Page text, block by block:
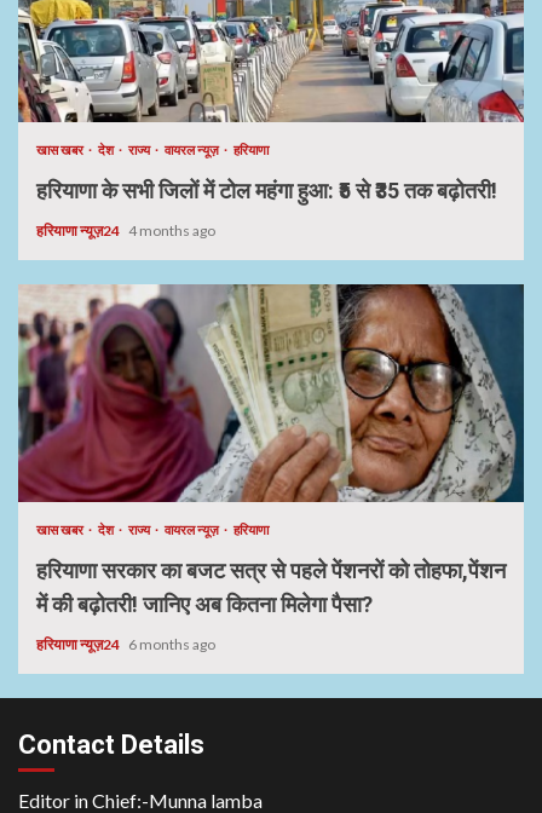
खास खबर देश राज्य वायरल न्यूज़ हरियाणा
हरियाणा के सभी जिलों में टोल महंगा हुआ: ₹5 से ₹35 तक बढ़ोतरी!
हरियाणा न्यूज़24 4 months ago
खास खबर देश राज्य वायरल न्यूज़ हरियाणा
हरियाणा सरकार का बजट सत्र से पहले पेंशनरों को तोहफा,पेंशन
में की बढ़ोतरी! जानिए अब कितना मिलेगा पैसा?
हरियाणा न्यूज़24 6 months ago
Contact Details
Editor in Chief:-Munna lamba